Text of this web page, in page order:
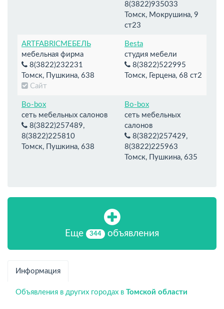
8(3822)935033
Томск, Мокрушина, 9
ст23
ARTFABRICМЕБЕЛЬ
мебельная фирма
8(3822)232231
Томск, Пушкина, 638
Сайт
Besta
студия мебели
8(3822)522995
Томск, Герцена, 68 ст2
Bo-box
сеть мебельных салонов
8(3822)257489,
8(3822)225810
Томск, Пушкина, 638
Bo-box
сеть мебельных
салонов
8(3822)257429,
8(3822)225963
Томск, Пушкина, 635
Еще 344 объявления
Информация
Объявления в других городах в Томской области